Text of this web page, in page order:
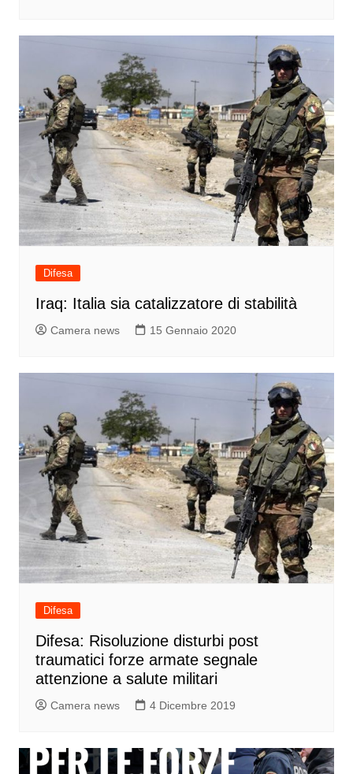
Difesa
Iraq: Italia sia catalizzatore di stabilità
Camera news 15 Gennaio 2020
Difesa
Difesa: Risoluzione disturbi post
traumatici forze armate segnale
attenzione a salute militari
Camera news 4 Dicembre 2019